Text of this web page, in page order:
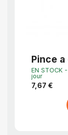
Pince
EN STOCK
jour
7,67 €